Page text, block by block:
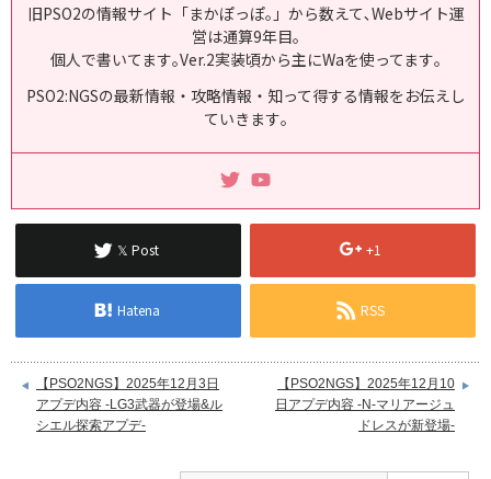
旧PSO2の情報サイト「まかぽっぽ｡」から数えて､Webサイト運
営は通算9年目｡
個人で書いてます｡Ver.2実装頃から主にWaを使ってます｡
PSO2:NGSの最新情報・攻略情報・知って得する情報をお伝えし
ていきます｡
𝕏 Post +1
Hatena RSS
【PSO2NGS】2025年12月3日
アプデ内容 -LG3武器が登場&ル
シエル探索アプデ-
【PSO2NGS】2025年12月10
日アプデ内容 -N-マリアージュ
ドレスが新登場-